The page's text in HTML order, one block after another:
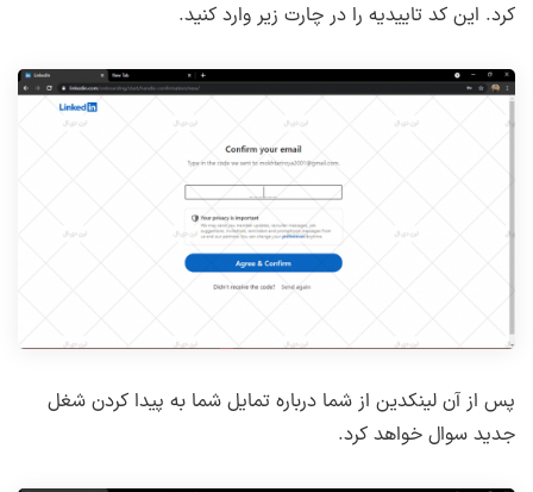
کرد. این کد تاییدیه را در چارت زیر وارد کنید.
پس از آن لینکدین از شما درباره تمایل شما به پیدا کردن شغل
جدید سوال خواهد کرد.